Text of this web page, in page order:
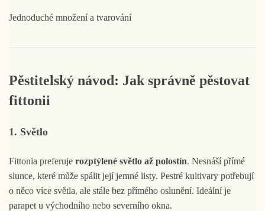
Jednoduché množení a tvarování
Pěstitelský návod: Jak správně pěstovat
fittonii
1. Světlo
Fittonia preferuje rozptýlené světlo až polostín. Nesnáší přímé
slunce, které může spálit její jemné listy. Pestré kultivary potřebují
o něco více světla, ale stále bez přímého oslunění. Ideální je
parapet u východního nebo severního okna.